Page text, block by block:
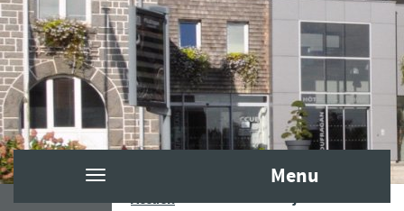
Menu
Accueil Gazette 436 mai-juin 2026